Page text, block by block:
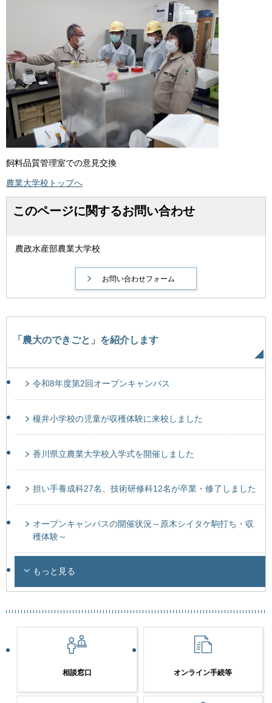
飼料品質管理室での意見交換
農業大学校トップへ
このページに関するお問い合わせ
農政水産部農業大学校
「農大のできごと」を紹介します
令和8年度第2回オープンキャンパス
榎井小学校の児童が収穫体験に来校しました
香川県立農業大学校入学式を開催しました
担い手養成科27名、技術研修科12名が卒業・修了しました
オープンキャンパスの開催状況～原木シイタケ駒打ち・収
穫体験～
もっと見る
相談窓口 オンライン手続等